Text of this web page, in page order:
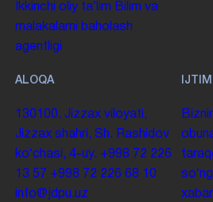
Ikkinchi oliy taʼlim Bilim va
malakalarni baholash
agentligi
ALOQA
130100. Jizzax viloyati,
Jizzax shahri, Sh. Rashidov
koʻchasi, 4-uy. +998 72 226
13 57 +998 72 226 68 10
info@jdpu.uz